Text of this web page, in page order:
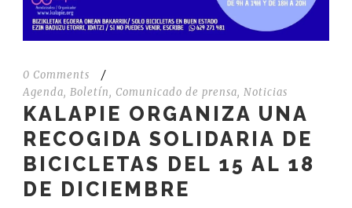
0 Comments
/
Agenda, Boletín, Comunicado de prensa, Noticias
KALAPIE ORGANIZA UNA
RECOGIDA SOLIDARIA DE
BICICLETAS DEL 15 AL 18
DE DICIEMBRE